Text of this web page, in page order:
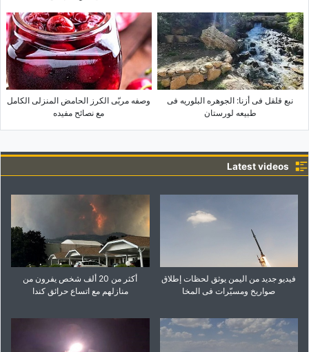
نبع قلقل فی أزنا: الجوهره البلوریه فی
طبیعه لورستان
وصفه مربّى الکرز الحامض المنزلی الکامل
مع نصائح مفیده
Latest videos
فیدیو جدید من الیمن یوثق لحظات إطلاق
صواریخ ومسیّرات فی المخا
أکثر من 20 ألف شخص یفرون من
منازلهم مع اتساع حرائق کندا